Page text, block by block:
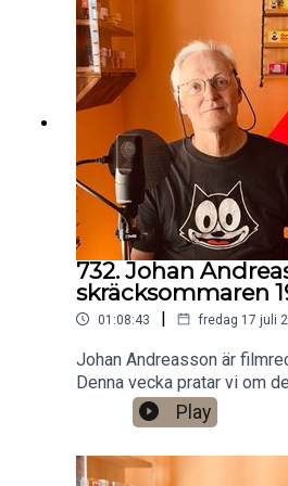
https://www.patreon.com/
turné med Simon
Magnusson 2026.Jag har
Stockholm. Min film
VHS SF
Anytime!https://
0760724728X:
@gardenfors
732. Johan
skräcksommaren
01:08:43 | fredag 17 juli
Johan Andreasson är
Denna vecka pratar vi om
1972 då SVT sände åtta
skräckfilmer från 1930-
bonusavsnitt på 44 minuter
Play